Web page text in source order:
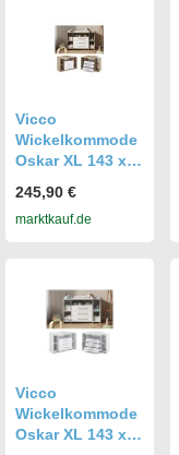
Vicco
Wickelkommode
Oskar XL 143 x
Weiß, inklusive
Wickelauflage
245,90 €
marktkauf.de
Vicco
Wickelkommode
Oskar XL 143 x